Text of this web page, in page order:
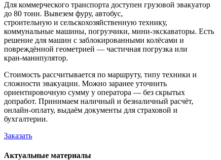
Для коммерческого транспорта доступен грузовой эвакуатор
до 80 тонн. Вывезем фуру, автобус,
строительную и сельскохозяйственную технику,
коммунальные машины, погрузчики, мини-экскаваторы. Есть
решение для машин с заблокированными колёсами и
повреждённой геометрией — частичная погрузка или
кран-манипулятор.
Стоимость рассчитывается по маршруту, типу техники и
сложности эвакуации. Можно заранее уточнить
ориентировочную сумму у оператора — без скрытых
допработ. Принимаем наличный и безналичный расчёт,
онлайн-оплату, выдаём документы для страховой и
бухгалтерии.
Заказать
Актуальные материалы